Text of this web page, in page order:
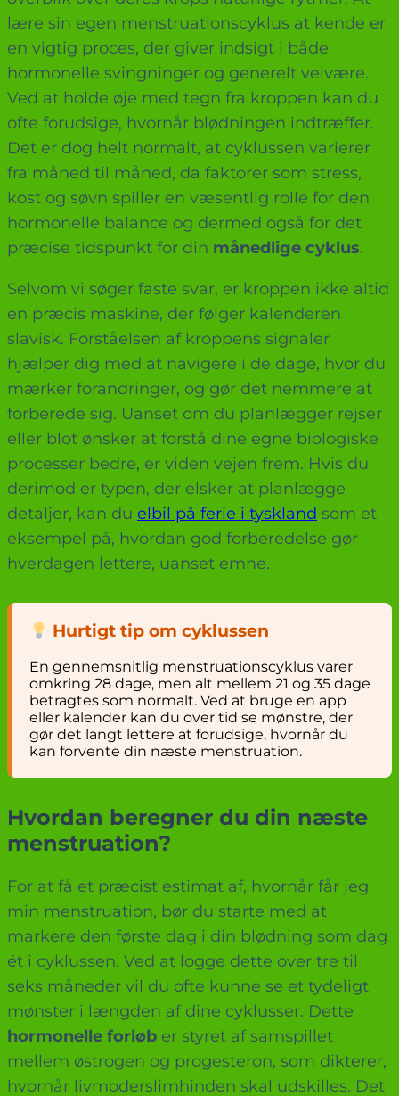
lære sin egen menstruationscyklus at kende er
en vigtig proces, der giver indsigt i både
hormonelle svingninger og generelt velvære.
Ved at holde øje med tegn fra kroppen kan du
ofte forudsige, hvornår blødningen indtræffer.
Det er dog helt normalt, at cyklussen varierer
fra måned til måned, da faktorer som stress,
kost og søvn spiller en væsentlig rolle for den
hormonelle balance og dermed også for det
præcise tidspunkt for din månedlige cyklus.
Selvom vi søger faste svar, er kroppen ikke altid
en præcis maskine, der følger kalenderen
slavisk. Forståelsen af kroppens signaler
hjælper dig med at navigere i de dage, hvor du
mærker forandringer, og gør det nemmere at
forberede sig. Uanset om du planlægger rejser
eller blot ønsker at forstå dine egne biologiske
processer bedre, er viden vejen frem. Hvis du
derimod er typen, der elsker at planlægge
detaljer, kan du elbil på ferie i tyskland som et
eksempel på, hvordan god forberedelse gør
hverdagen lettere, uanset emne.
Hurtigt tip om cyklussen
En gennemsnitlig menstruationscyklus varer
omkring 28 dage, men alt mellem 21 og 35 dage
betragtes som normalt. Ved at bruge en app
eller kalender kan du over tid se mønstre, der
gør det langt lettere at forudsige, hvornår du
kan forvente din næste menstruation.
Hvordan beregner du din næste
menstruation?
For at få et præcist estimat af, hvornår får jeg
min menstruation, bør du starte med at
markere den første dag i din blødning som dag
ét i cyklussen. Ved at logge dette over tre til
seks måneder vil du ofte kunne se et tydeligt
mønster i længden af dine cyklusser. Dette
hormonelle forløb er styret af samspillet
mellem østrogen og progesteron, som dikterer,
hvornår livmoderslimhinden skal udskilles. Det